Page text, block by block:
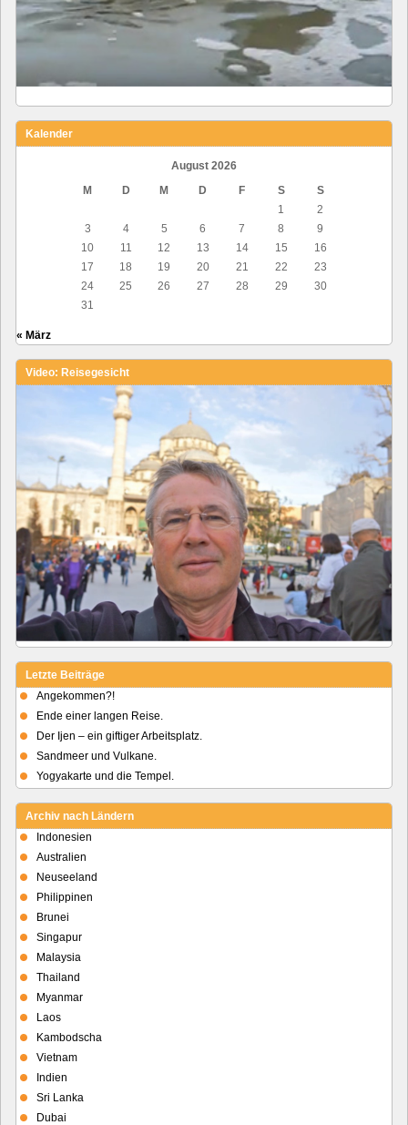
Kalender
August 2026
M
D M D F S
S
1
2
3
4 5 6 7 8
9
10
11 12 13 14 15
16
17
18 19 20 21 22
23
24
25 26 27 28 29
30
31
« März
Video: Reisegesicht
Letzte Beiträge
Angekommen?!
Ende einer langen Reise.
Der Ijen – ein giftiger Arbeitsplatz.
Sandmeer und Vulkane.
Yogyakarte und die Tempel.
Archiv nach Ländern
Indonesien
Australien
Neuseeland
Philippinen
Brunei
Singapur
Malaysia
Thailand
Myanmar
Laos
Kambodscha
Vietnam
Indien
Sri Lanka
Dubai